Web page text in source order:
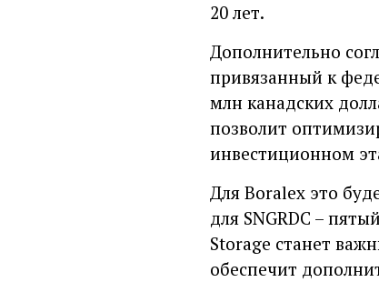
20 лет.
Дополнительно
привязанный к
млн канадских
позволит
инвестиционном
Для Boralex это
для SNGRDC –
Storage станет
обеспечит